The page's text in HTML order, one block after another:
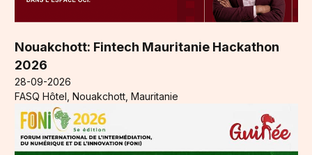
Nouakchott: Fintech Mauritanie Hackathon
2026
28-09-2026
FASQ Hôtel, Nouakchott, Mauritanie